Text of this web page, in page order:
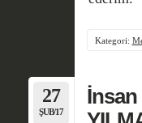
Kategori:
27
ŞUB/17
İnsan